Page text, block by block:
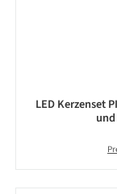
LED Kerzenset